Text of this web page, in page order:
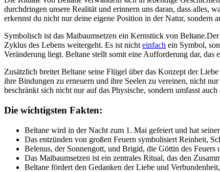
durchdringen unsere Realität und erinnern‌ uns daran, dass
erkennst du ⁢nicht nur deine eigene Position in⁢ der Natur, sondern
Symbolisch ist das Maibaumsetzen ein Kernstück von
Zyklus des⁢ Lebens weitergeht. Es ist nicht einfach ein Symbol,
Veränderung ⁤liegt. ⁢Beltane ⁣stellt ‍somit eine Aufforderung dar,
Zusätzlich breitet Beltane ‍seine ⁤Flügel⁤ über ⁢das​ Konzept der
ihre Bindungen zu erneuern und‍ ihre Seelen zu vereinen, nicht
beschränkt sich⁤ nicht nur‍ auf das Physische,​ sondern umfasst
Die wichtigsten ⁣Fakten:
Beltane wird in der Nacht zum 1. Mai gefeiert und hat
Das entzünden von großen Feuern symbolisiert Reinheit,
Belenus, ⁢der Sonnengott, ⁣und​ Brigid, die Göttin des
Das Maibaumsetzen ist ein zentrales Ritual,‌ das den
Beltane fördert den​ Gedanken‌ der Liebe und